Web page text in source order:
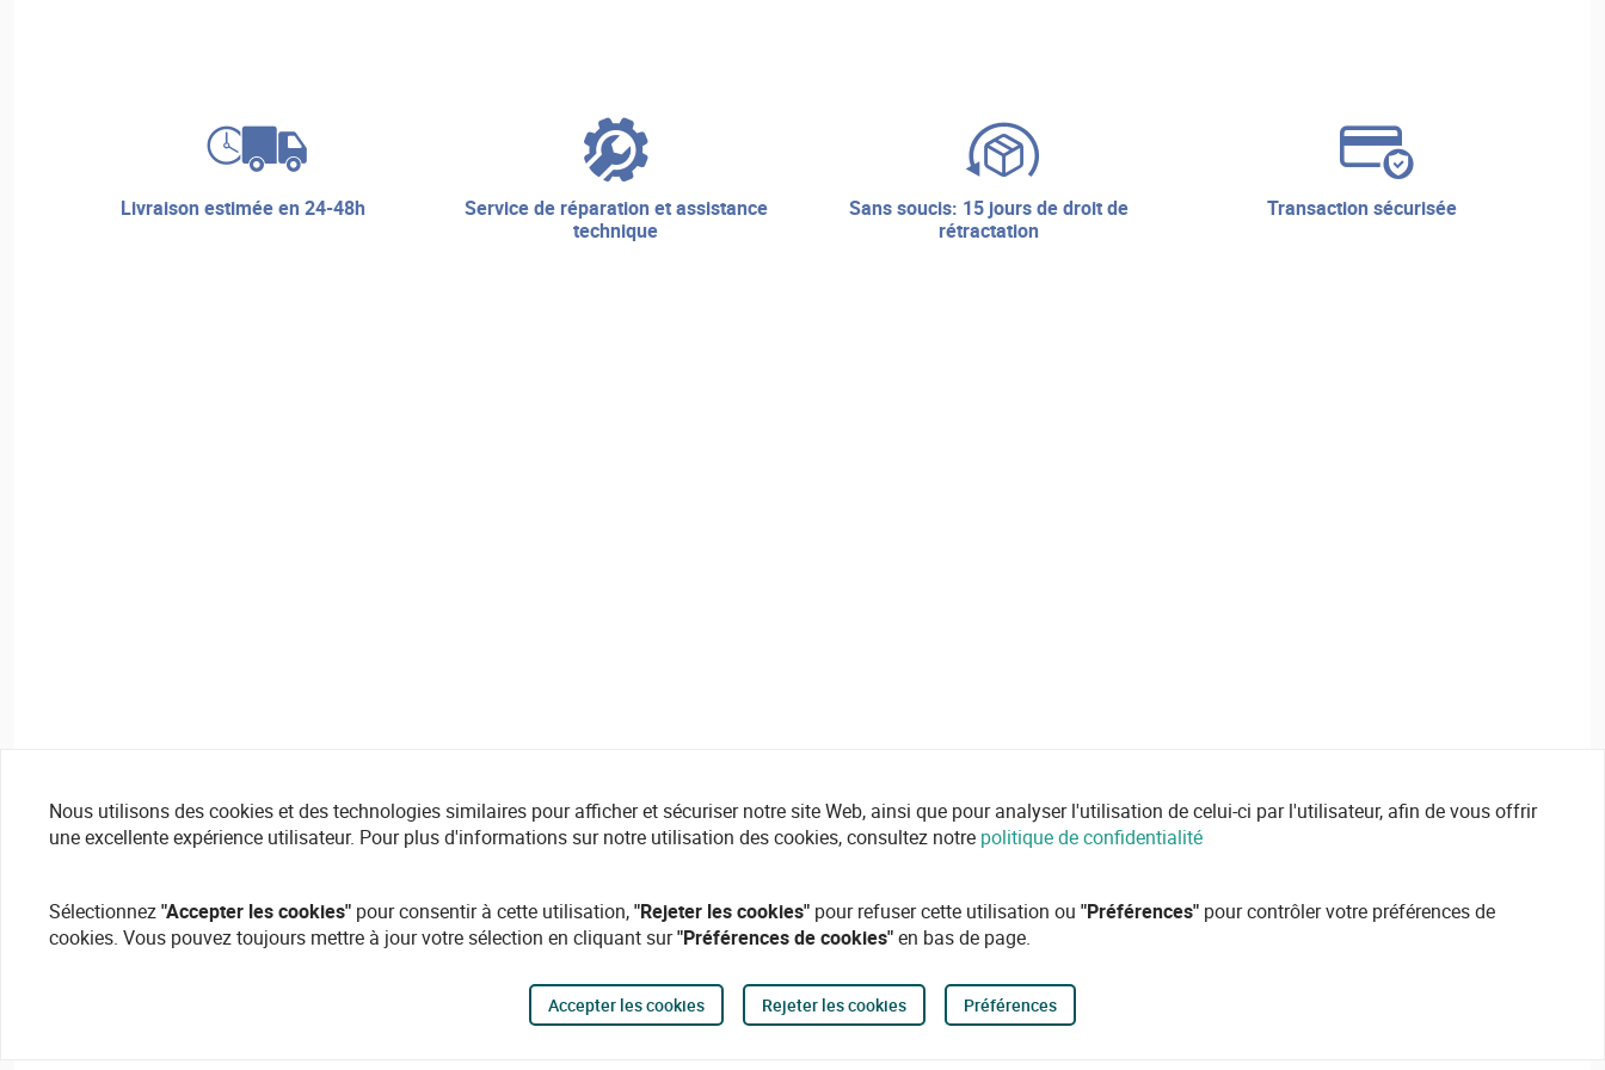
livraison estimée en 24-48h
service de réparation et assistance
technique
sans soucis: 15 jours de droit de
rétractation
transaction sécurisée
Nous utilisons des cookies et des technologies similaires pour afficher et sécuriser notre site Web, ainsi que pour analyser l'utilisation de celui-ci par l'utilisateur, afin de vous offrir
une excellente expérience utilisateur. Pour plus d'informations sur notre utilisation des cookies, consultez notre politique de confidentialité
Sélectionnez"Accepter les cookies" pour consentir à cette utilisation,"Rejeter les cookies" pour refuser cette utilisation ou "Préférences" pour contrôler votre préférences de
cookies. Vous pouvez toujours mettre à jour votre sélection en cliquant sur"Préférences de cookies"en bas de page.
Accepter les cookies Rejeter les cookies Préférences